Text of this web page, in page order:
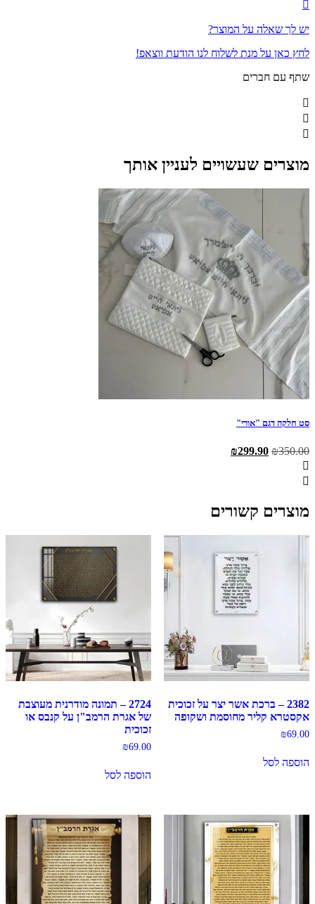
יש לך שאלה על המוצר?
לחץ כאן על מנת לשלוח לנו הודעת ווצאפ!
שתף עם חברים
מוצרים שעשויים לעניין אותך
סט חלקה דגם "אורי"
₪350.00
המחיר ₪299.90
מוצרים קשורים
2382 – ברכת אשר יצר על זכוכית
אקסטרא קליר מחוסמת ושקופה
₪69.00
הוספה לסל
2724 – תמונה מודרנית מעוצבת
של אגרת הרמב"ן על קנבס או
זכוכית
₪69.00
הוספה לסל